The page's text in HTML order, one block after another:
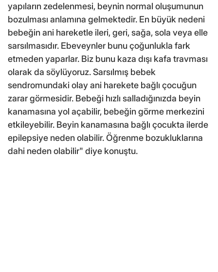
yapıların zedelenmesi, beynin normal oluşumunun
bozulması anlamına gelmektedir. En büyük nedeni
bebeğin ani hareketle ileri, geri, sağa, sola veya elle
sarsılmasıdır. Ebeveynler bunu çoğunlukla fark
etmeden yaparlar. Biz bunu kaza dışı kafa travması
olarak da söylüyoruz. Sarsılmış bebek
sendromundaki olay ani harekete bağlı çocuğun
zarar görmesidir. Bebeği hızlı salladığınızda beyin
kanamasına yol açabilir, bebeğin görme merkezini
etkileyebilir. Beyin kanamasına bağlı çocukta ilerde
epilepsiye neden olabilir. Öğrenme bozukluklarına
dahi neden olabilir" diye konuştu.